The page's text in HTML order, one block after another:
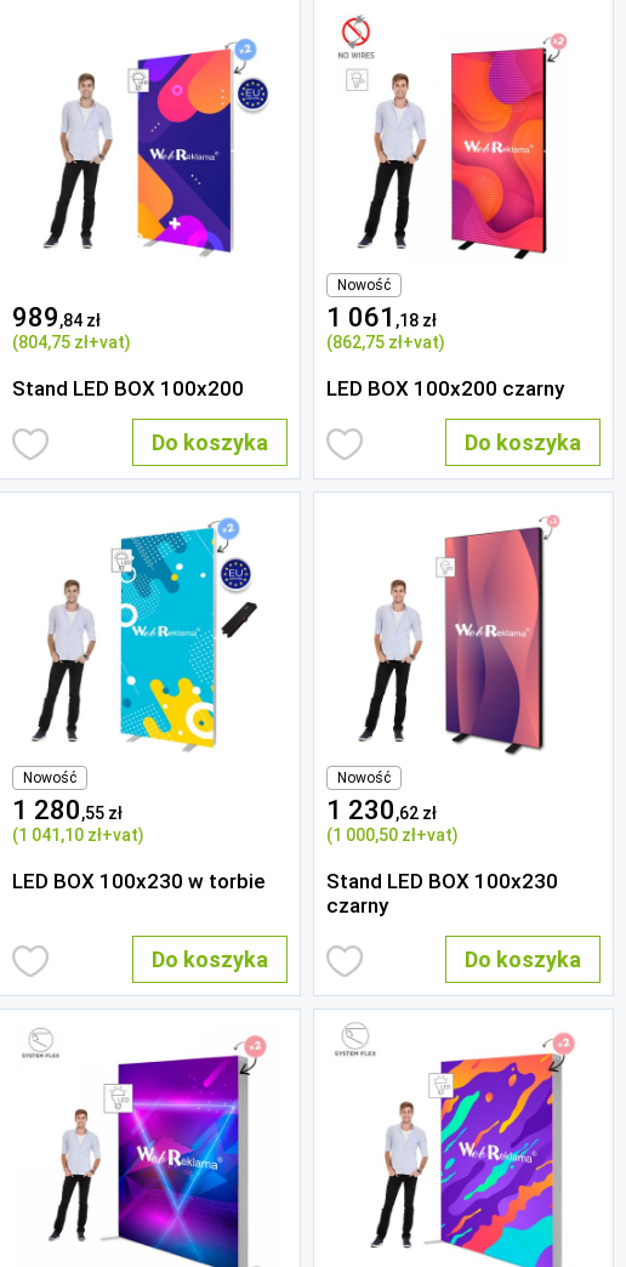
989,84 zł
(804,75 zł+vat)
Stand LED BOX 100x200
Do koszyka
Nowość
1 061 ,18 zł
(862,75 zł+vat)
LED BOX 100x200 czarny
Do koszyka
Nowość
1 280,55 zł
(1 041 ,10 zł+vat)
LED BOX 100x230 w torbie
Do koszyka
Nowość
1 230,62 zł
(1 000,50 zł+vat)
Stand LED BOX 100x230
czarny
Do koszyka